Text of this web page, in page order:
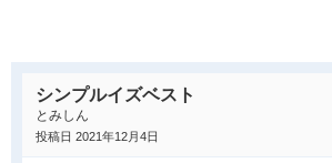
した。 家族での相談でもあったのでCMでフ
という事も決め手になりました。 コンパクト
転はしやすいです。思っていた通りでした。
シンプルイズベスト
とみしん
投稿日 2021年12月4日